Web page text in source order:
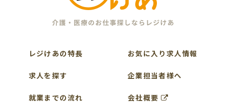
レジけあの特長
求人を探す
就業までの流れ
お気に入り求人情報
企業担当者様へ
会社概要